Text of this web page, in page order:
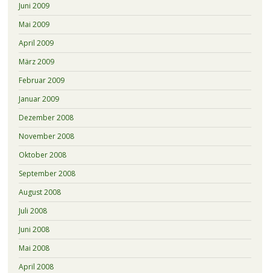
Juni 2009
Mai 2009
April 2009
März 2009
Februar 2009
Januar 2009
Dezember 2008
November 2008
Oktober 2008
September 2008
August 2008
Juli 2008
Juni 2008
Mai 2008
April 2008